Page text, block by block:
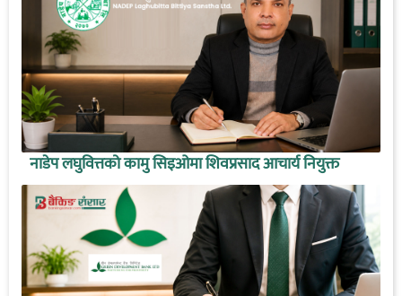
नाडेप लघुवित्तको कामु सिइओमा शिवप्रसाद आचार्य नियुक्त